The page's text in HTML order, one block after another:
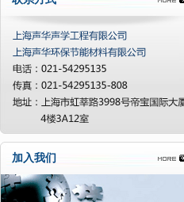
加入我们